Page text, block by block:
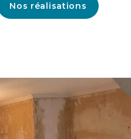
Nos réalisations